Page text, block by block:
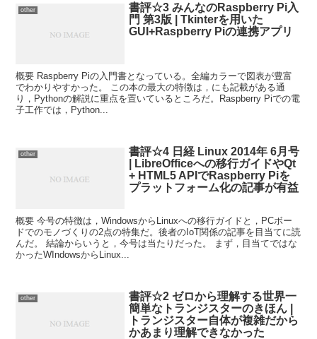
other
書評☆3 みんなのRaspberry Pi入
門 第3版 | Tkinterを用いた
GUI+Raspberry Piの連携アプリ
概要 Raspberry Piの入門書となっている。全編カラーで図表が豊富
でわかりやすかった。 この本の最大の特徴は，にも記載がある通
り，Pythonの解説に重点を置いているところだ。Raspberry Piでの電
子工作では，Python...
other
書評☆4 日経 Linux 2014年 6月号
| LibreOfficeへの移行ガイドやQt
+ HTML5 APIでRaspberry Piを
プラットフォーム化の記事が有益
概要 今号の特徴は，WindowsからLinuxへの移行ガイドと，PCボー
ドでのモノづくりの2点の特集だ。後者のIoT関係の記事を目当てに読
んだ。 結論からいうと，今号は当たりだった。 まず，目当てではな
かったWIndowsからLinux...
other
書評☆2 ゼロから理解する世界一
簡単なトランジスターのきほん |
トランジスター自体が複雑だから
かあまり理解できなかった